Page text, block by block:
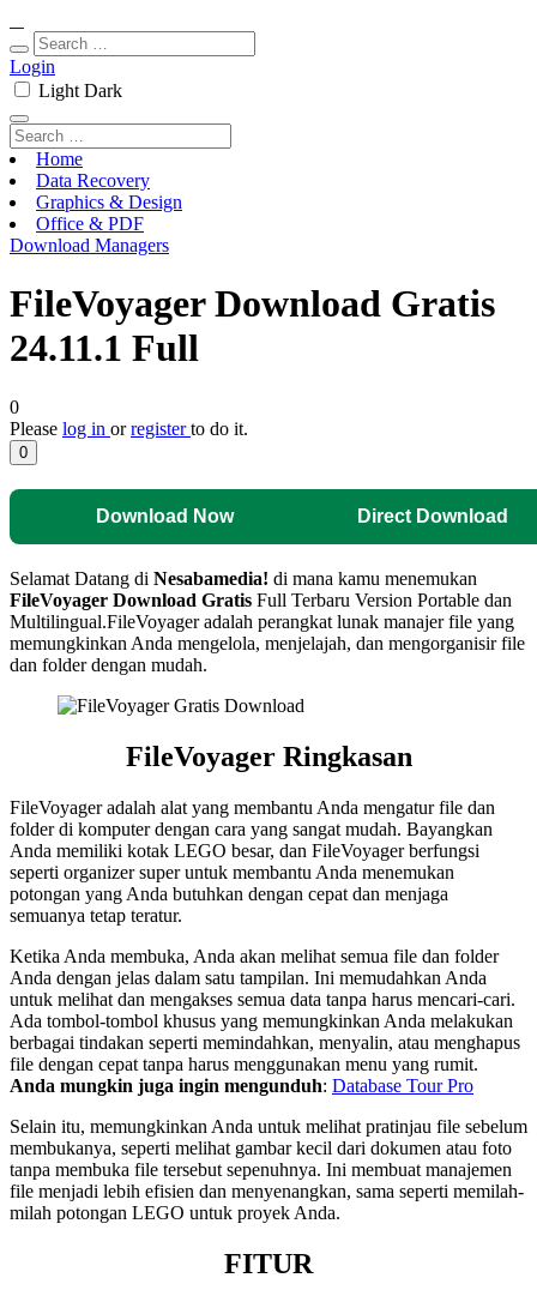
Login
Light Dark
Home
Data Recovery
Graphics & Design
Office & PDF
Download Managers
FileVoyager Download Gratis
24.11.1 Full
0
Please log in orregisterto do it.
0
Download Now Direct Download
Selamat Datang di Nesabamedia! di mana kamu menemukan
FileVoyager Download Gratis Full Terbaru Version Portable dan
Multilingual.FileVoyager adalah perangkat lunak manajer file yang
memungkinkan Anda mengelola, menjelajah, dan mengorganisir file
dan folder dengan mudah.
FileVoyager Ringkasan
FileVoyager adalah alat yang membantu Anda mengatur file dan
folder di komputer dengan cara yang sangat mudah. Bayangkan
Anda memiliki kotak LEGO besar, dan FileVoyager berfungsi
seperti organizer super untuk membantu Anda menemukan
potongan yang Anda butuhkan dengan cepat dan menjaga
semuanya tetap teratur.
Ketika Anda membuka, Anda akan melihat semua file dan folder
Anda dengan jelas dalam satu tampilan. Ini memudahkan Anda
untuk melihat dan mengakses semua data tanpa harus mencari-cari.
Ada tombol-tombol khusus yang memungkinkan Anda melakukan
berbagai tindakan seperti memindahkan, menyalin, atau menghapus
file dengan cepat tanpa harus menggunakan menu yang rumit.
Anda mungkin juga ingin mengunduh: Database Tour Pro
Selain itu, memungkinkan Anda untuk melihat pratinjau file sebelum
membukanya, seperti melihat gambar kecil dari dokumen atau foto
tanpa membuka file tersebut sepenuhnya. Ini membuat manajemen
file menjadi lebih efisien dan menyenangkan, sama seperti memilah-
milah potongan LEGO untuk proyek Anda.
FITUR